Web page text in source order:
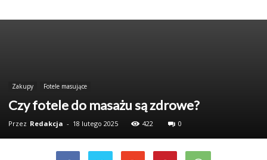
Zakupy Fotele masujące
Czy fotele do masażu są zdrowe?
Przez Redakcja - 18 lutego 2025 422 0